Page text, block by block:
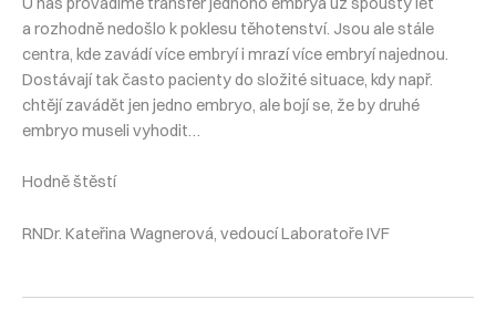
a rozhodně nedošlo k poklesu těhotenství. Jsou ale stále
centra, kde zavádí více embryí i mrazí více embryí najednou.
Dostávají tak často pacienty do složité situace, kdy např.
chtějí zavádět jen jedno embryo, ale bojí se, že by druhé
embryo museli vyhodit…
Hodně štěstí
RNDr. Kateřina Wagnerová, vedoucí Laboratoře IVF